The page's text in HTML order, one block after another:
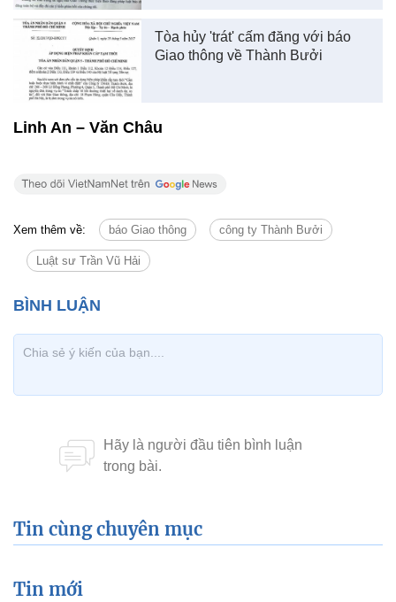
Tòa hủy 'trát' cấm đăng với báo
Giao thông về Thành Bưởi
Linh An – Văn Châu
Xem thêm về: báo Giao thông công ty Thành Bưởi
Luật sư Trần Vũ Hải
Tin cùng chuyên mục
Tin mới